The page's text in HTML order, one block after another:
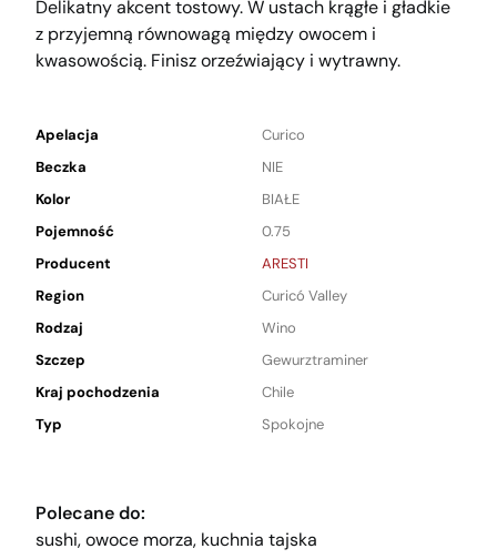
Delikatny akcent tostowy. W ustach krągłe i gładkie
z przyjemną równowagą między owocem i
kwasowością. Finisz orzeźwiający i wytrawny.
Apelacja
Curico
Beczka
NIE
Kolor
BIAŁE
Pojemność
0.75
Producent
ARESTI
Region
Curicó Valley
Rodzaj
Wino
Szczep
Gewurztraminer
Kraj pochodzenia
Chile
Typ
Spokojne
Polecane do:
sushi, owoce morza, kuchnia tajska